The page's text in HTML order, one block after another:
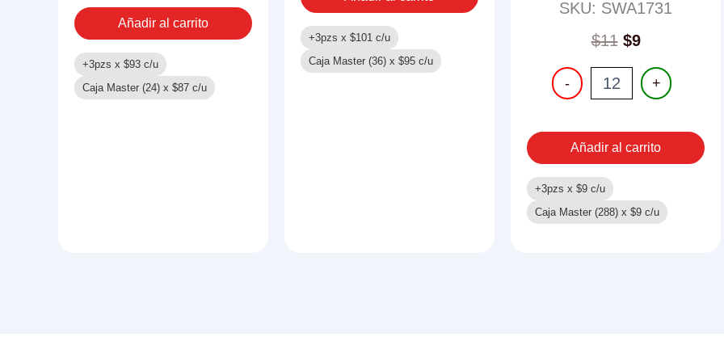
MOCHILA
cantidad
Añadir al carrito
+3pzs x $93 c/u
Caja Master (24) x $87 c/u
+3pzs x $101 c/u
Caja Master (36) x $95 c/u
SKU: SWA1731
$11 $9
-
BARAJA
ESPANOLA
+
Añadir al carrito
+3pzs x $9 c/u
Caja Master (288) x $9 c/u